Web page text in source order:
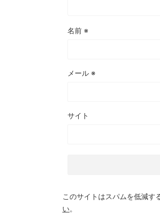
名前 ※
メール ※
サイト
このサイトはスパムを低減す
い。